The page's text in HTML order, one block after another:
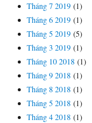
Tháng 7 2019 (1)
Tháng 6 2019 (1)
Tháng 5 2019 (5)
Tháng 3 2019 (1)
Tháng 10 2018 (1)
Tháng 9 2018 (1)
Tháng 8 2018 (1)
Tháng 5 2018 (1)
Tháng 4 2018 (1)